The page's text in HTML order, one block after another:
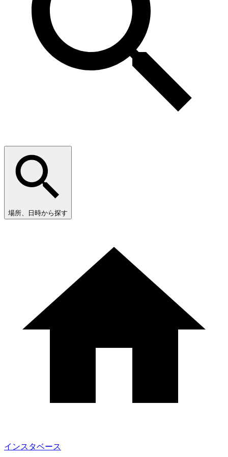
場所、日時から探す
インスタベース